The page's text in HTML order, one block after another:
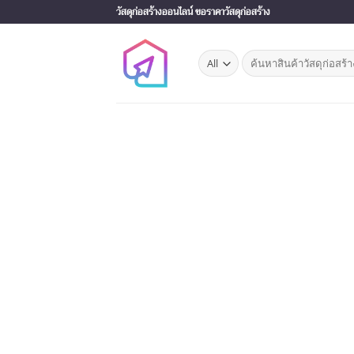
to
วัสดุก่อสร้างออนไลน์ ขอราคาวัสดุก่อสร้าง
Search
for: